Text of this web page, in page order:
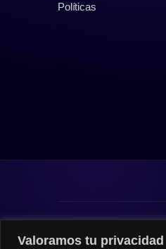
Valoramos tu privacidad
Políticas